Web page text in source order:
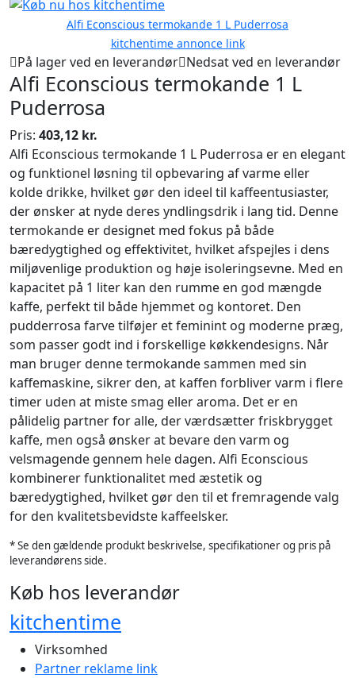
Alfi Econscious termokande 1 L Puderrosa
kitchentime annonce link
På lager ved en leverandør Nedsat ved en leverandør
Alfi Econscious termokande 1 L
Puderrosa
Pris: 403,12 kr.
Alfi Econscious termokande 1 L Puderrosa er en elegant
og funktionel løsning til opbevaring af varme eller
kolde drikke, hvilket gør den ideel til kaffeentusiaster,
der ønsker at nyde deres yndlingsdrik i lang tid. Denne
termokande er designet med fokus på både
bæredygtighed og effektivitet, hvilket afspejles i dens
miljøvenlige produktion og høje isoleringsevne. Med en
kapacitet på 1 liter kan den rumme en god mængde
kaffe, perfekt til både hjemmet og kontoret. Den
pudderrosa farve tilføjer et feminint og moderne præg,
som passer godt ind i forskellige køkkendesigns. Når
man bruger denne termokande sammen med sin
kaffemaskine, sikrer den, at kaffen forbliver varm i flere
timer uden at miste smag eller aroma. Det er en
pålidelig partner for alle, der værdsætter friskbrygget
kaffe, men også ønsker at bevare den varm og
velsmagende gennem hele dagen. Alfi Econscious
kombinerer funktionalitet med æstetik og
bæredygtighed, hvilket gør den til et fremragende valg
for den kvalitetsbevidste kaffeelsker.
* Se den gældende produkt beskrivelse, specifikationer og pris på
leverandørens side.
Køb hos leverandør
kitchentime
Virksomhed
Partner reklame link